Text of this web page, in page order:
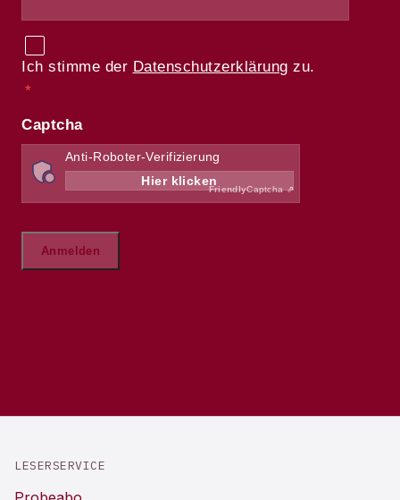
LESERSERVICE